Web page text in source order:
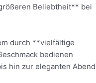
Beliebtheit** bei
durch **vielfältige
bedienen
hin zur eleganten